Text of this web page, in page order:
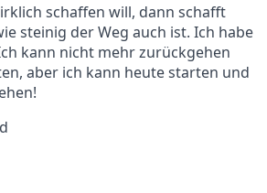
schaffen will, dann schafft
steinig der Weg auch ist. Ich habe
kann nicht mehr zurückgehen
aber ich kann heute starten und